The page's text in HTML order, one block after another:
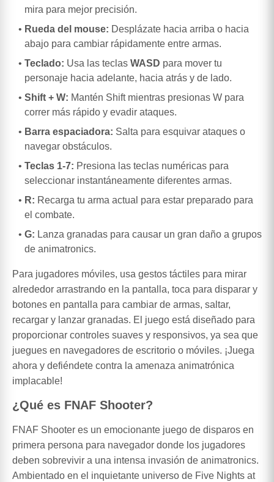
mira para mejor precisión.
Rueda del mouse: Desplázate hacia arriba o hacia
abajo para cambiar rápidamente entre armas.
Teclado: Usa las teclas WASD para mover tu
personaje hacia adelante, hacia atrás y de lado.
Shift + W: Mantén Shift mientras presionas W para
correr más rápido y evadir ataques.
Barra espaciadora: Salta para esquivar ataques o
navegar obstáculos.
Teclas 1-7: Presiona las teclas numéricas para
seleccionar instantáneamente diferentes armas.
R: Recarga tu arma actual para estar preparado para
el combate.
G: Lanza granadas para causar un gran daño a grupos
de animatronics.
Para jugadores móviles, usa gestos táctiles para mirar
alrededor arrastrando en la pantalla, toca para disparar y
botones en pantalla para cambiar de armas, saltar,
recargar y lanzar granadas. El juego está diseñado para
proporcionar controles suaves y responsivos, ya sea que
juegues en navegadores de escritorio o móviles. ¡Juega
ahora y defiéndete contra la amenaza animatrónica
implacable!
¿Qué es FNAF Shooter?
FNAF Shooter es un emocionante juego de disparos en
primera persona para navegador donde los jugadores
deben sobrevivir a una intensa invasión de animatronics.
Ambientado en el inquietante universo de Five Nights at